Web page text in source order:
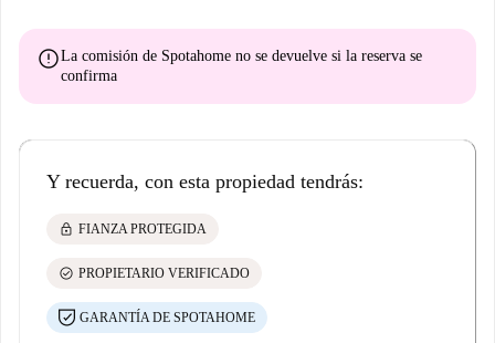
errorLa comisión de Spotahome no se devuelve si la reserva se
confirma
Y recuerda, con esta propiedad tendrás:
lock FIANZA PROTEGIDA
check_circle PROPIETARIO VERIFICADO
GARANTÍA DE SPOTAHOME